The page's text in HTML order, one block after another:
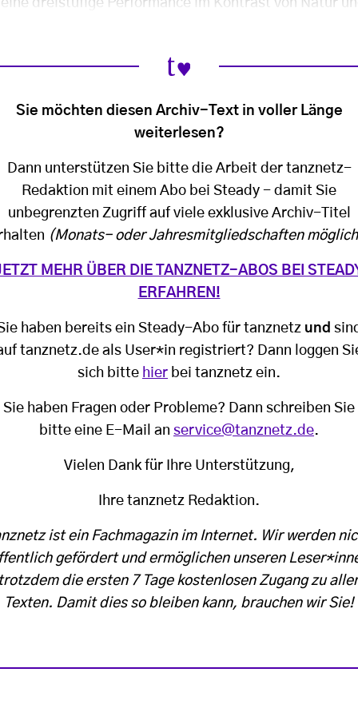
dreistufige Performance im Kontrast von Natur
Sie möchten diesen Archiv-Text in voller Länge
weiterlesen?
Dann unterstützen Sie bitte die Arbeit der tanznetz-
Redaktion mit einem Abo bei Steady - damit Sie
unbegrenzten Zugriff auf viele exklusive Archiv-Titel
(Monats- oder Jahresmitgliedschaften
MEHR ÜBER DIE TANZNETZ-ABOS BEI
ERFAHREN!
haben bereits ein Steady-Abo für tanznetz und
tanznetz.de als User*in registriert? Dann loggen
sich bitte hier bei tanznetz ein.
Sie haben Fragen oder Probleme? Dann schreiben Sie
bitte eine E-Mail an service@tanznetz.de.
Vielen Dank für Ihre Unterstützung,
Ihre tanznetz Redaktion.
ist ein Fachmagazin im Internet. Wir werden
gefördert und ermöglichen unseren
die ersten 7 Tage kostenlosen Zugang zu
Texten. Damit dies so bleiben kann, brauchen wir Sie!